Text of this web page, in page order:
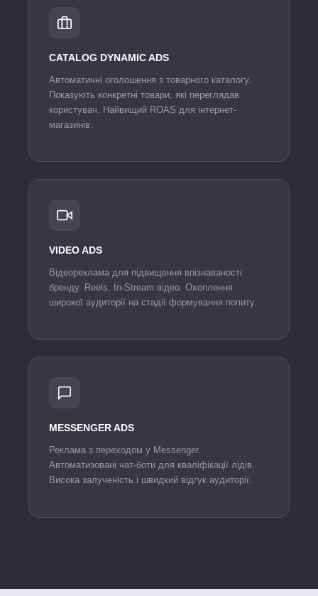
CATALOG DYNAMIC ADS
Автоматичні оголошення з товарного каталогу.
Показують конкретні товари, які переглядав
користувач. Найвищий ROAS для інтернет-
магазинів.
VIDEO ADS
Відеореклама для підвищення впізнаваності
бренду. Reels, In-Stream відео. Охоплення
широкої аудиторії на стадії формування попиту.
MESSENGER ADS
Реклама з переходом у Messenger.
Автоматизовані чат-боти для кваліфікації лідів.
Висока залученість і швидкий відгук аудиторії.